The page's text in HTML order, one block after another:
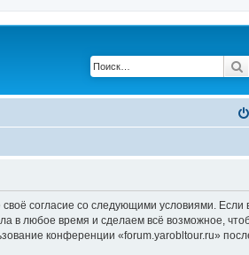
согласие со следующими условиями. Если
в любое время и сделаем всё возможное,
конференции «forum.yarobltour.ru»